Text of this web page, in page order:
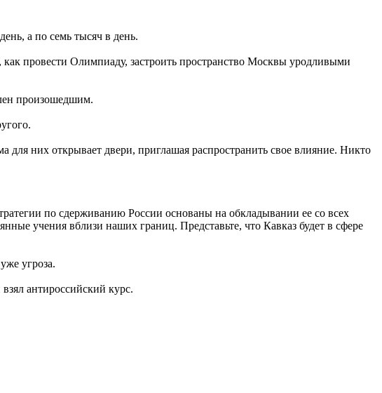
а по семь тысяч в день.
провести Олимпиаду, застроить пространство Москвы уродливыми
произошедшим.
них открывает двери, приглашая распространить свое влияние. Никто
по сдерживанию России основаны на обкладывании ее со всех
учения вблизи наших границ. Представьте, что Кавказ будет в сфере
угроза.
антироссийский курс.